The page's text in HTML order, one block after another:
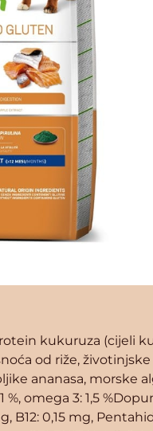
kukuruza (cijeli
od riže,
ananasa, morske
%, omega 3: 1,5
B12: 0,15 mg,